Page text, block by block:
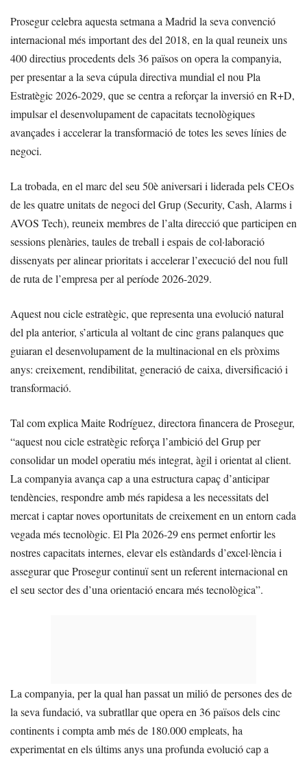
Prosegur celebra aquesta setmana a Madrid la seva convenció
internacional més important des del 2018, en la qual reuneix uns
400 directius procedents dels 36 països on opera la companyia,
per presentar a la seva cúpula directiva mundial el nou Pla
Estratègic 2026-2029, que se centra a reforçar la inversió en R+D,
impulsar el desenvolupament de capacitats tecnològiques
avançades i accelerar la transformació de totes les seves línies de
negoci.
La trobada, en el marc del seu 50è aniversari i liderada pels CEOs
de les quatre unitats de negoci del Grup (Security, Cash, Alarms i
AVOS Tech), reuneix membres de l’alta direcció que participen en
sessions plenàries, taules de treball i espais de col·laboració
dissenyats per alinear prioritats i accelerar l’execució del nou full
de ruta de l’empresa per al període 2026-2029.
Aquest nou cicle estratègic, que representa una evolució natural
del pla anterior, s’articula al voltant de cinc grans palanques que
guiaran el desenvolupament de la multinacional en els pròxims
anys: creixement, rendibilitat, generació de caixa, diversificació i
transformació.
Tal com explica Maite Rodríguez, directora financera de Prosegur,
“aquest nou cicle estratègic reforça l’ambició del Grup per
consolidar un model operatiu més integrat, àgil i orientat al client.
La companyia avança cap a una estructura capaç d’anticipar
tendències, respondre amb més rapidesa a les necessitats del
mercat i captar noves oportunitats de creixement en un entorn cada
vegada més tecnològic. El Pla 2026-29 ens permet enfortir les
nostres capacitats internes, elevar els estàndards d’excel·lència i
assegurar que Prosegur continuï sent un referent internacional en
el seu sector des d’una orientació encara més tecnològica”.
La companyia, per la qual han passat un milió de persones des de
la seva fundació, va subratllar que opera en 36 països dels cinc
continents i compta amb més de 180.000 empleats, ha
experimentat en els últims anys una profunda evolució cap a